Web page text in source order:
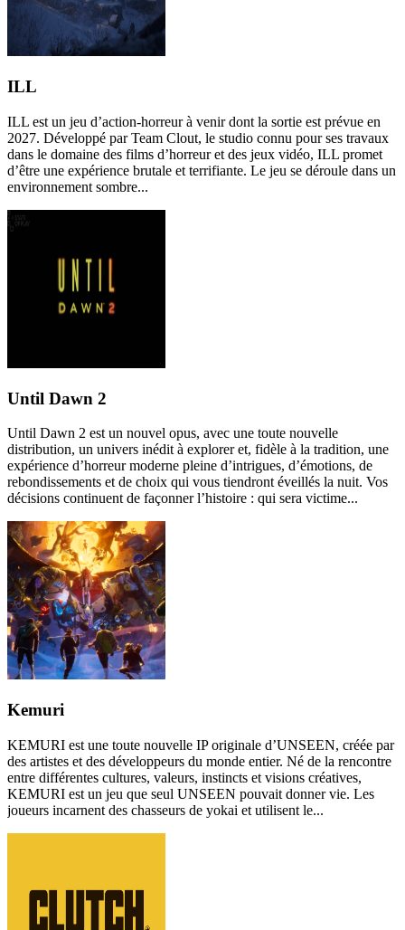
ILL
ILL est un jeu d’action-horreur à venir dont la sortie est prévue en
2027. Développé par Team Clout, le studio connu pour ses travaux
dans le domaine des films d’horreur et des jeux vidéo, ILL promet
d’être une expérience brutale et terrifiante. Le jeu se déroule dans un
environnement sombre...
Until Dawn 2
Until Dawn 2 est un nouvel opus, avec une toute nouvelle
distribution, un univers inédit à explorer et, fidèle à la tradition, une
expérience d’horreur moderne pleine d’intrigues, d’émotions, de
rebondissements et de choix qui vous tiendront éveillés la nuit. Vos
décisions continuent de façonner l’histoire : qui sera victime...
Kemuri
KEMURI est une toute nouvelle IP originale d’UNSEEN, créée par
des artistes et des développeurs du monde entier. Né de la rencontre
entre différentes cultures, valeurs, instincts et visions créatives,
KEMURI est un jeu que seul UNSEEN pouvait donner vie. Les
joueurs incarnent des chasseurs de yokai et utilisent le...